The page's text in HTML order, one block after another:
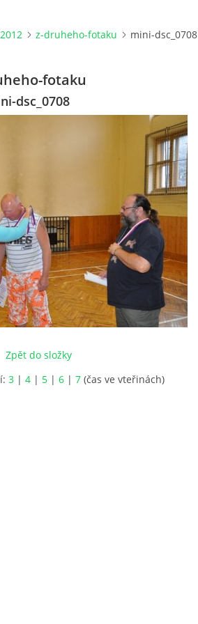
z-druheho-fotaku mini-dsc_0708
fotaku
dsc_0708
Zpět do složky
3 | 4 | 5 | 6 | 7 (čas ve vteřinách)